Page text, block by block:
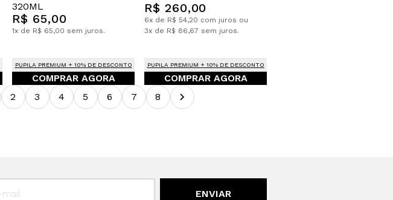
320ML
R$ 65,00
1x de R$ 65,00 sem juros.
PUPILA PREMIUM + 10% DE DESCONTO
COMPRAR AGORA
R$ 260,00
6x de R$ 54,20 com juros ou
3x de R$ 86,67 sem juros.
PUPILA PREMIUM + 10% DE DESCONTO
COMPRAR AGORA
2 3 4 5 6 7 8
ENVIAR